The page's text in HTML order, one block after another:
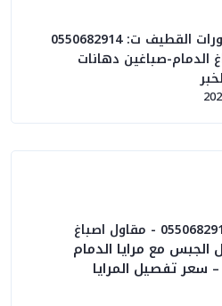
اصباغ وديكورات القطيف ت: 0550682914
الدمام-صباغين دهانات
اصباغ خارجية الخبر تـ 0550682914 - مقاول اصباغ
الجبس مع مرايا الدمام
الخبر ت: 0550682914 – سعر تفصيل المرايا